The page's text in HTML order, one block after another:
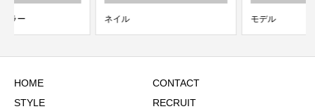
ネイル
HOME
STYLE
CONTACT
RECRUIT